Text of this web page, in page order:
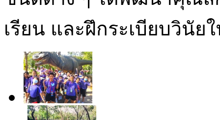
เรียน และฝึกระเบียบวินัย